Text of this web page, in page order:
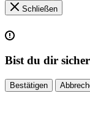
Schließen
Bist du dir
Bestätigen